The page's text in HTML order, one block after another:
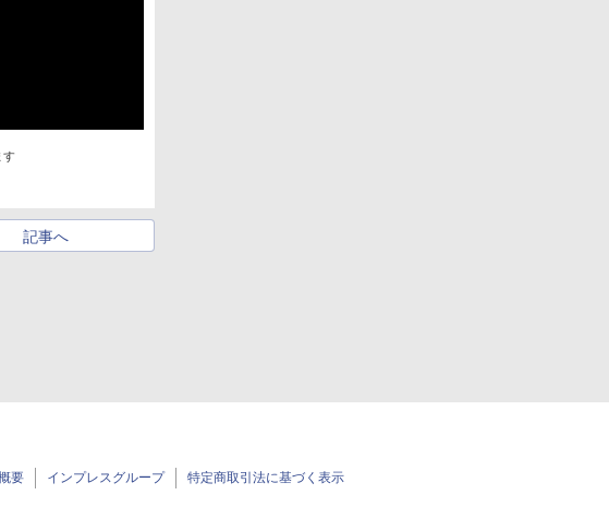
す
記事へ
要 インプレスグループ 特定商取引法に基づく表示